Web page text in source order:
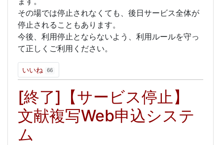
その場では停止されなくても、後日サービス全体が
停止されることもあります。
今後、利用停止とならないよう、利用ルールを守っ
て正しくご利用ください。
いいね 66
[終了]【サービス停止】
文献複写Web申込システ
ム